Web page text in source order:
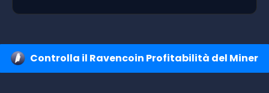
Controlla il Ravencoin Profitabilità del Miner